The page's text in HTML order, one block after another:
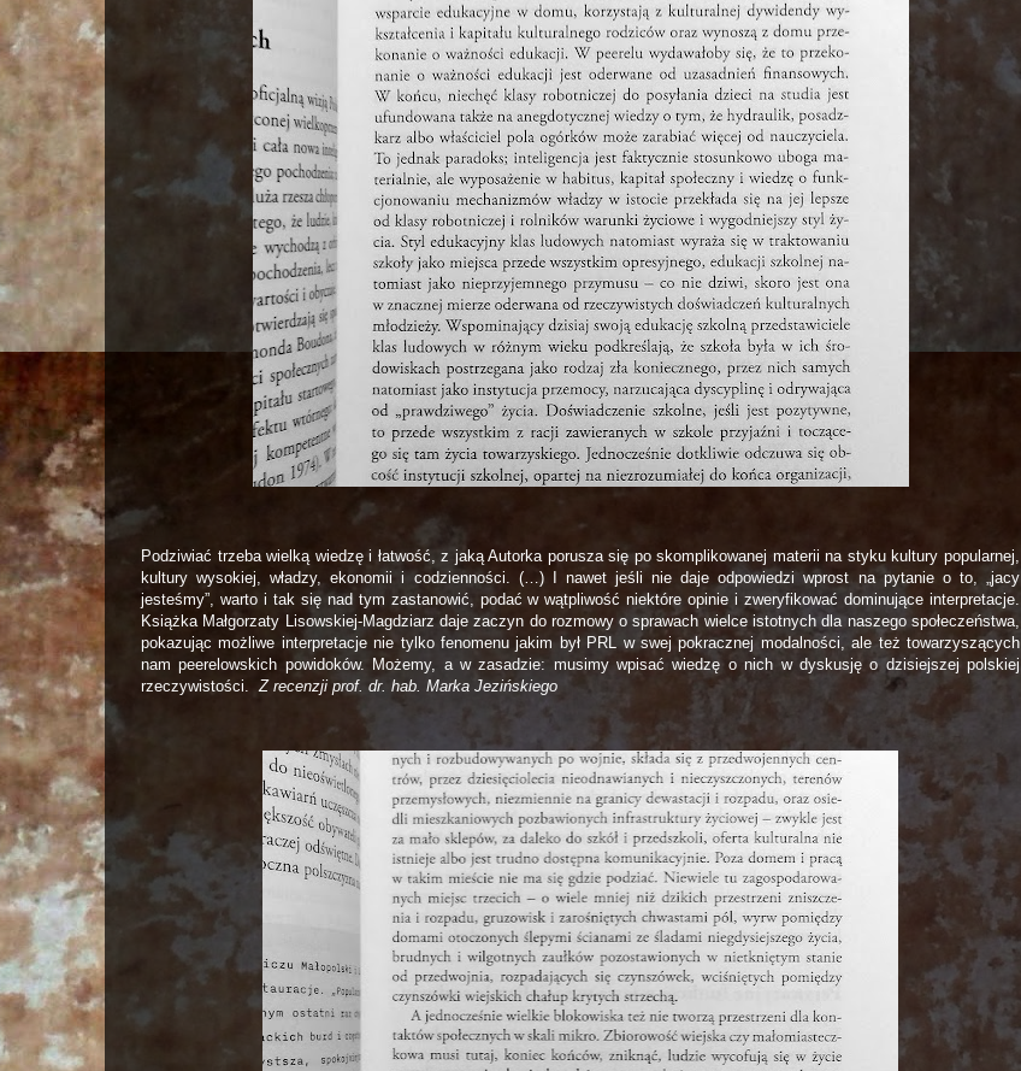
Podziwiać trzeba wielką wiedzę i łatwość, z jaką Autorka porusza się po skomplikowanej materii na styku kultury popularnej,
kultury wysokiej, władzy, ekonomii i codzienności. (…) I nawet jeśli nie daje odpowiedzi wprost na pytanie o to, „jacy
jesteśmy”, warto i tak się nad tym zastanowić, podać w wątpliwość niektóre opinie i zweryfikować dominujące interpretacje.
Książka Małgorzaty Lisowskiej-Magdziarz daje zaczyn do rozmowy o sprawach wielce istotnych dla naszego społeczeństwa,
pokazując możliwe interpretacje nie tylko fenomenu jakim był PRL w swej pokracznej modalności, ale też towarzyszących
nam peerelowskich powidoków. Możemy, a w zasadzie: musimy wpisać wiedzę o nich w dyskusję o dzisiejszej polskiej
rzeczywistości.Z recenzji prof. dr. hab. Marka Jezińskiego